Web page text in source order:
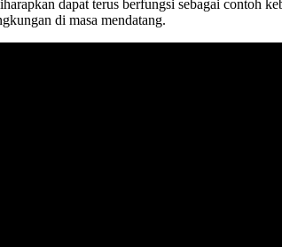
dapat terus berfungsi sebagai contoh
di masa mendatang.